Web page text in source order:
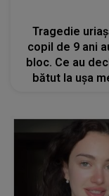
Tragedie
copil de 9 ani
bloc. Ce au
bătut la ușa